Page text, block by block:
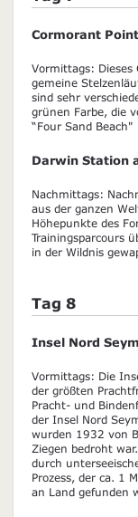
Cormorant
Vormittags: Dieses
gemeine
sind sehr
grünen Farbe, die
“Four Sand
Darwin Station
Nachmittags:
aus der ganzen
Höhepunkte des
Trainingsparcours
in der Wildnis
Tag 8
Insel Nord
Vormittags: Die
der größten
Pracht- und
der Insel Nord
wurden 1932 von
Ziegen bedroht
durch
Prozess, der ca. 1
an Land gefunden